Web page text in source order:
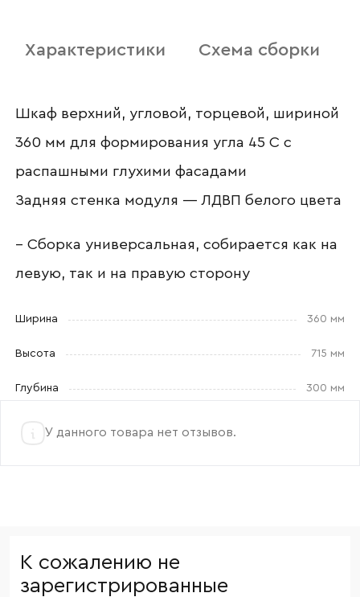
Характеристики Схема сборки
Шкаф верхний, угловой, торцевой, шириной
360 мм для формирования угла 45 С с
распашными глухими фасадами
Задняя стенка модуля — ЛДВП белого цвета
– Сборка универсальная, собирается как на
левую, так и на правую сторону
Ширина 360 мм
Высота 715 мм
Глубина 300 мм
У данного товара нет отзывов.
К сожалению не
зарегистрированные
и обработкой данных.